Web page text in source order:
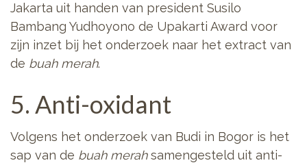
Jakarta uit handen van president Susilo
Bambang Yudhoyono de Upakarti Award voor
zijn inzet bij het onderzoek naar het extract van
de buah merah.
5. Anti-oxidant
Volgens het onderzoek van Budi in Bogor is het
sap van de buah merahsamengesteld uit anti-